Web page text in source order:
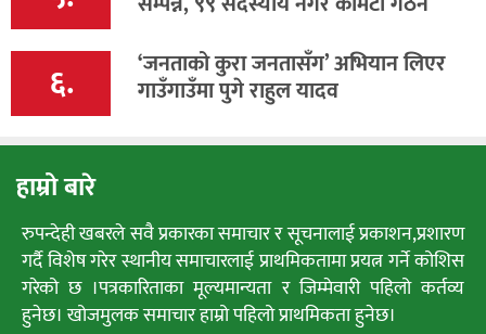
६. ‘जनताको कुरा जनतासँग’ अभियान लिएर
गाउँगाउँमा पुगे राहुल यादव
हाम्रो बारे
रुपन्देही खबरले सवै प्रकारका समाचार र सूचनालाई प्रकाशन,प्रशारण
गर्दै विशेष गरेर स्थानीय समाचारलाई प्राथमिकतामा प्रयत्न गर्ने कोशिस
गरेको छ ।पत्रकारिताका मूल्यमान्यता र जिम्मेवारी पहिलो कर्तव्य
हुनेछ। खोजमुलक समाचार हाम्रो पहिलो प्राथमिकता हुनेछ।